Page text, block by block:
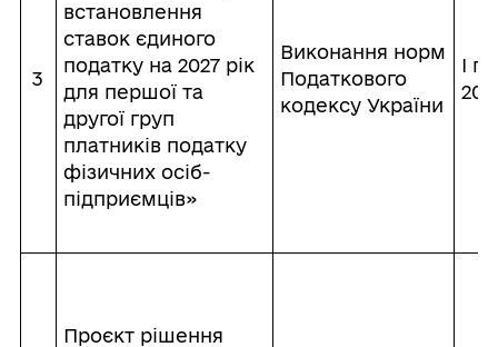
3
встановлення
ставок єдиного
податку на 2027 рік
для першої та
другої груп
платників податку
фізичних осіб-
підприємців»
Виконання норм
Податкового
кодексу України
І
Проєкт рішення